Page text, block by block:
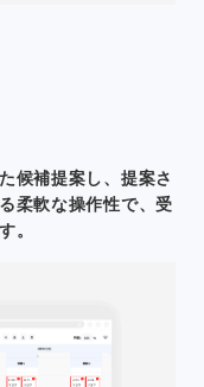
候補提案し、提案さ
柔軟な操作性で、受
。